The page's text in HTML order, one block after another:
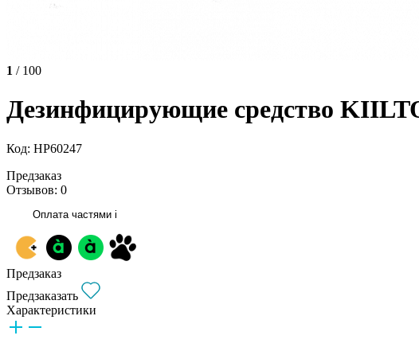
1 / 100
Дезинфицирующие средство
Код: НР60247
Предзаказ
Отзывов: 0
Оплата частями i
Предзаказ
Предзаказать
Характеристики